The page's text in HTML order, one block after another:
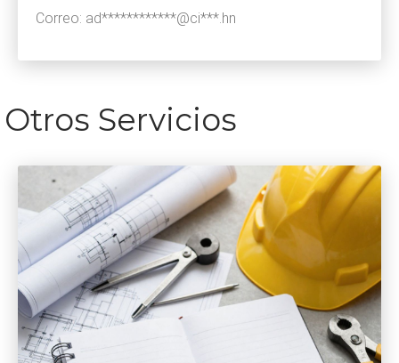
Correo: ad************@ci***.hn
Otros Servicios